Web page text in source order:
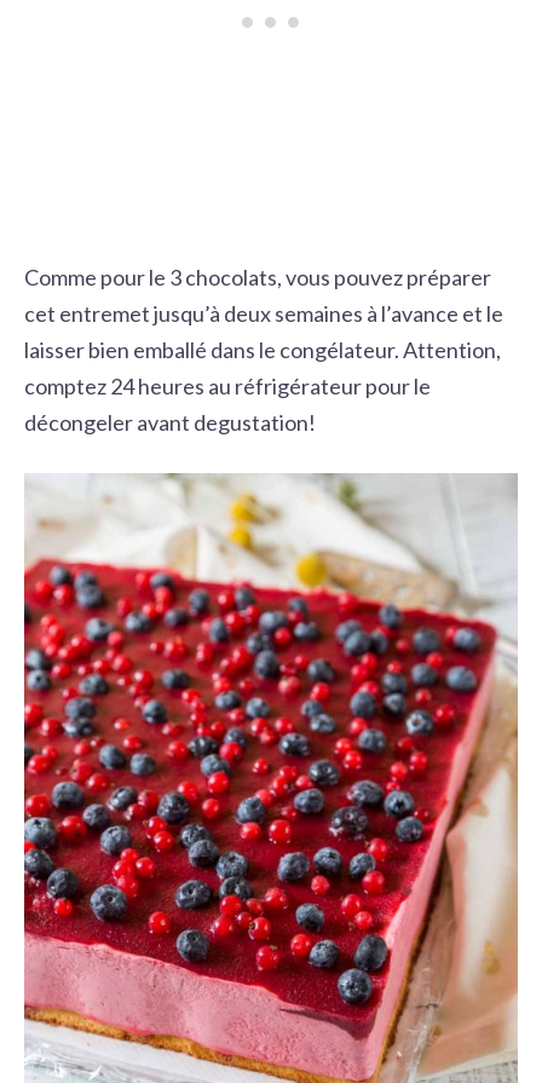
Comme pour le 3 chocolats, vous pouvez préparer
cet entremet jusqu’à deux semaines à l’avance et le
laisser bien emballé dans le congélateur. Attention,
comptez 24 heures au réfrigérateur pour le
décongeler avant degustation!